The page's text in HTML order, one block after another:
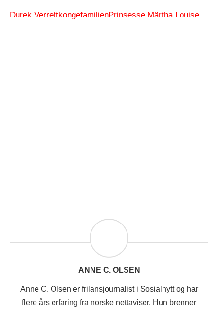
Durek VerrettkongefamilienPrinsesse Märtha Louise
ANNE C. OLSEN
Anne C. Olsen er frilansjournalist i Sosialnytt og har
flere års erfaring fra norske nettaviser. Hun brenner